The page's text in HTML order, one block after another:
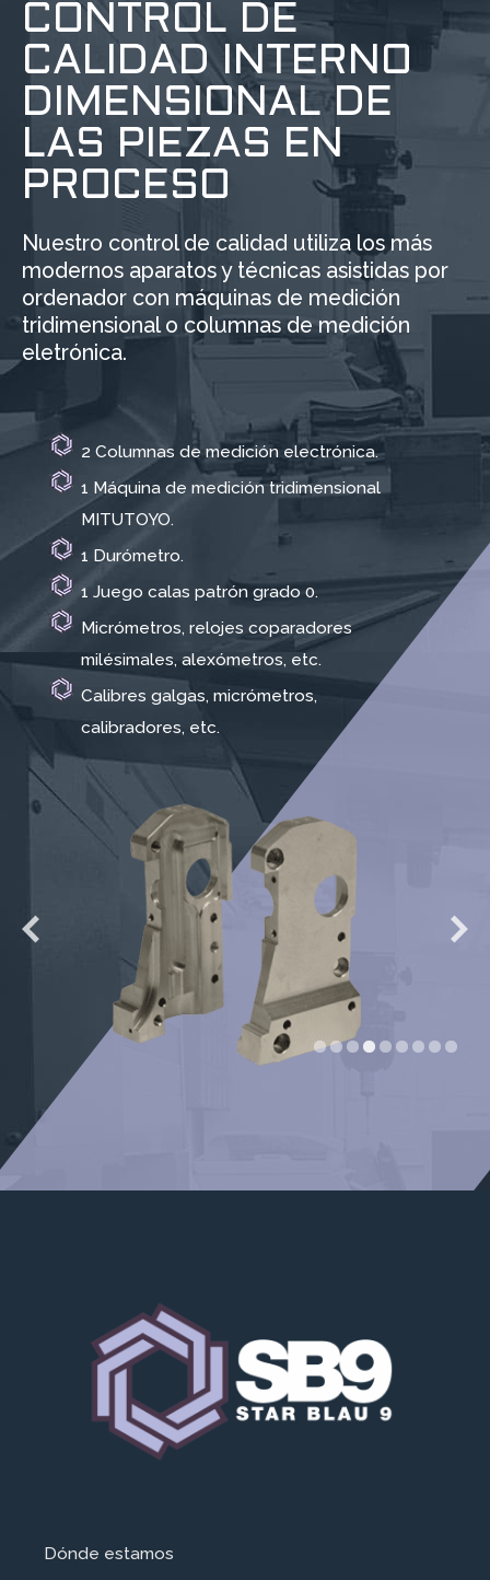
CONTROL DE
CALIDAD INTERNO
DIMENSIONAL DE
LAS PIEZAS EN
PROCESO
Nuestro control de calidad utiliza los más
modernos aparatos y técnicas asistidas por
ordenador con máquinas de medición
tridimensional o columnas de medición
eletrónica.
2 Columnas de medición electrónica.
1 Máquina de medición tridimensional
MITUTOYO.
1 Durómetro.
1 Juego calas patrón grado 0.
Micrómetros, relojes coparadores
milésimales, alexómetros, etc.
Calibres galgas, micrómetros,
calibradores, etc.
Dónde estamos